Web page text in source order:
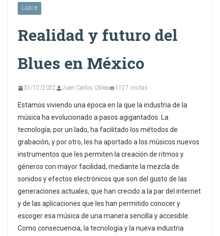
LADO B
Realidad y futuro del
Blues en México
31/12/2022 Juan Carlos Oblea 1127 visitas
Estamos viviendo una época en la que la industria de la
música ha evolucionado a pasos agigantados. La
tecnología, por un lado, ha facilitado los métodos de
grabación, y por otro, les ha aportado a los músicos nuevos
instrumentos que les permiten la creación de ritmos y
géneros con mayor facilidad, mediante la mezcla de
sonidos y efectos electrónicos que son del gusto de las
generaciones actuales, que han crecido a la par del internet
y de las aplicaciones que les han permitido conocer y
escoger esa música de una manera sencilla y accesible.
Como consecuencia, la tecnología y la nueva industria